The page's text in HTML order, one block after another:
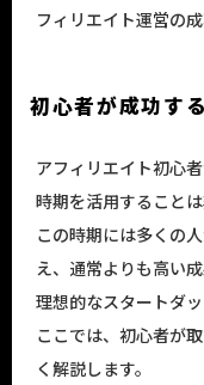
フィリエイト運営の
初心者が成功す
アフィリエイト初心
時期を活用することは
この時期には多くの
え、通常よりも高い
理想的なスタートダ
ここでは、初心者が
く解説します。